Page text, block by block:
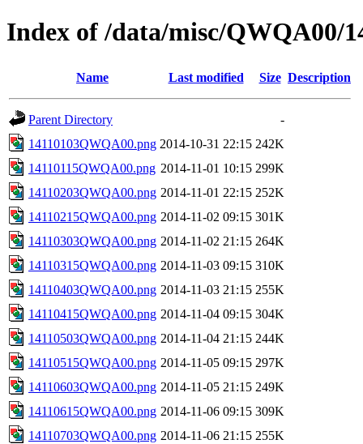
Index of /data/misc/QWQA00/
Name Last modified Size Description
Parent Directory
-
14110103QWQA00.png 2014-10-31 22:15 242K
14110115QWQA00.png 2014-11-01 10:15 299K
14110203QWQA00.png 2014-11-01 22:15 252K
14110215QWQA00.png 2014-11-02 09:15 301K
14110303QWQA00.png 2014-11-02 21:15 264K
14110315QWQA00.png 2014-11-03 09:15 310K
14110403QWQA00.png 2014-11-03 21:15 255K
14110415QWQA00.png 2014-11-04 09:15 304K
14110503QWQA00.png 2014-11-04 21:15 244K
14110515QWQA00.png 2014-11-05 09:15 297K
14110603QWQA00.png 2014-11-05 21:15 249K
14110615QWQA00.png 2014-11-06 09:15 309K
14110703QWQA00.png 2014-11-06 21:15 255K